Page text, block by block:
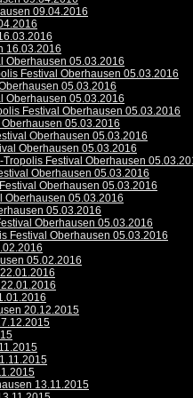
09.04.2016
16.03.2016
Oberhausen 05.03.2016
Festival Oberhausen 05.03.2016
05.03.2016
Oberhausen 05.03.2016
Festival Oberhausen 05.03.2016
05.03.2016
Oberhausen 05.03.2016
Oberhausen 05.03.2016
Festival Oberhausen
Oberhausen 05.03.2016
Oberhausen 05.03.2016
Oberhausen 05.03.2016
05.03.2016
Oberhausen 05.03.2016
Festival Oberhausen 05.03.2016
05.02.2016
20.12.2015
13.11.2015